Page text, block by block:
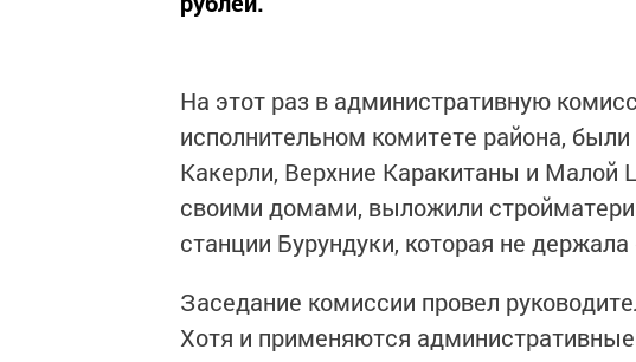
На этот раз в административную
исполнительном комитете района,
Какерли, Верхние Каракитаны и Малой
своими домами, выложили
станции Бурундуки, которая не
Заседание комиссии провел
Хотя и применяются